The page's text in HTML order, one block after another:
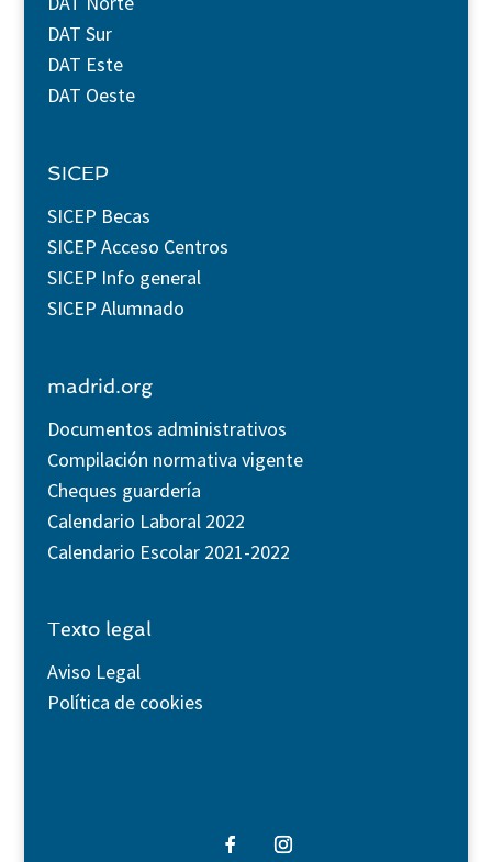
DAT Sur
DAT Este
DAT Oeste
SICEP
SICEP Becas
SICEP Acceso Centros
SICEP Info general
SICEP Alumnado
madrid.org
Documentos administrativos
Compilación normativa vigente
Cheques guardería
Calendario Laboral 2022
Calendario Escolar 2021-2022
Texto legal
Aviso Legal
Política de cookies